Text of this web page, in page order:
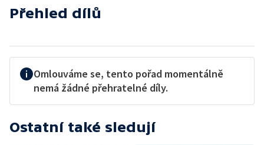
Přehled dílů
Omlouváme se, tento pořad momentálně
nemá žádné přehratelné díly.
Ostatní také sledují